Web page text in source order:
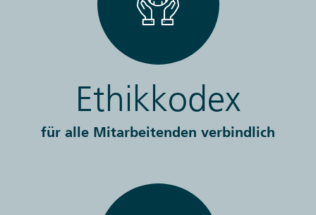
Ethikkodex
für alle Mitarbeitenden verbindlich